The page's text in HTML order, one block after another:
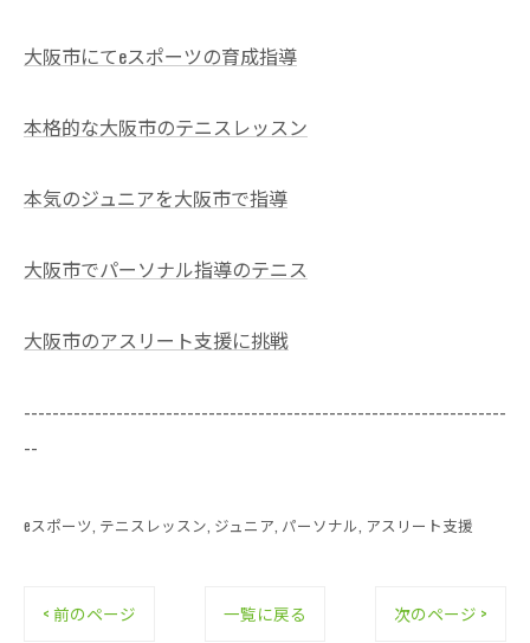
大阪市にてeスポーツの育成指導
本格的な大阪市のテニスレッスン
本気のジュニアを大阪市で指導
大阪市でパーソナル指導のテニス
大阪市のアスリート支援に挑戦
--------------------------------------------------------------------
--
eスポーツ テニスレッスン ジュニア パーソナル アスリート支援
< 前のページ 一覧に戻る 次のページ >